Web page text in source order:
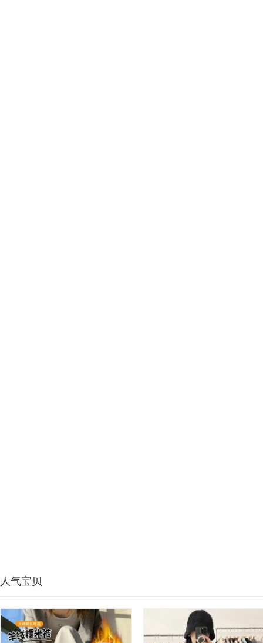
人气宝贝